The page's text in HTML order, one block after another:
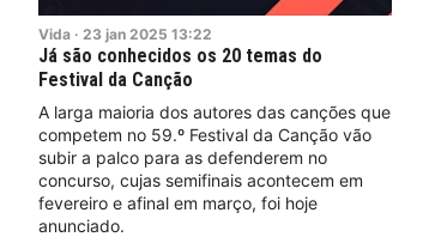
Vida · 23 jan 2025 13:22
Já são conhecidos os 20 temas do
Festival da Canção
A larga maioria dos autores das canções que
competem no 59.º Festival da Canção vão
subir a palco para as defenderem no
concurso, cujas semifinais acontecem em
fevereiro e afinal em março, foi hoje
anunciado.